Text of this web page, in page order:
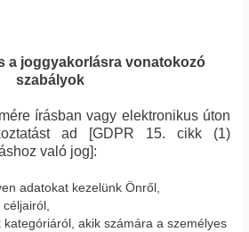
a joggyakorlásra vonatokozó
szabályok
írásban vagy elektronikus úton
ad [GDPR 15. cikk (1)
való jog]:
adatokat kezelünk Önről,
kategóriáról, akik számára a személyes